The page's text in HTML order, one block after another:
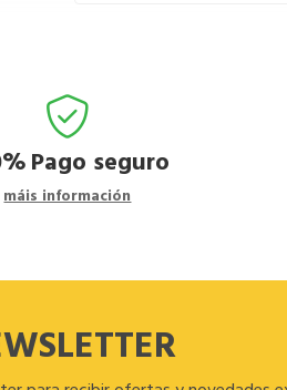
Pago seguro
máis información